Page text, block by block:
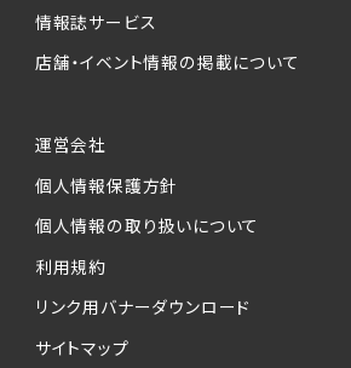
情報誌サービス
店舗・イベント情報の掲載について
運営会社
個人情報保護方針
個人情報の取り扱いについて
利用規約
リンク用バナーダウンロード
サイトマップ